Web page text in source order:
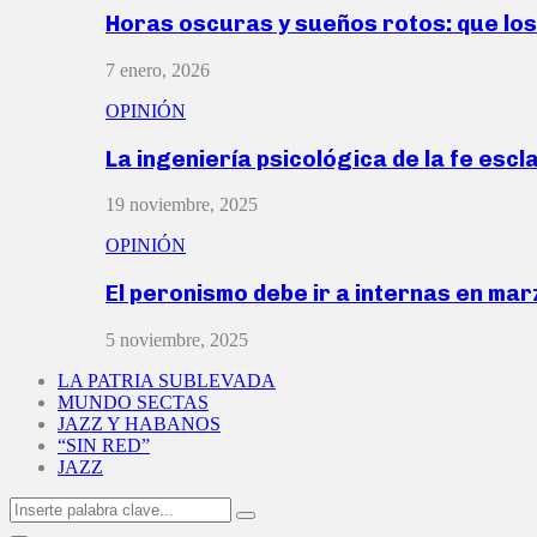
Horas oscuras y sueños rotos: que
7 enero, 2026
OPINIÓN
La ingeniería psicológica de la fe
19 noviembre, 2025
OPINIÓN
El peronismo debe ir a internas en
5 noviembre, 2025
LA PATRIA SUBLEVADA
MUNDO SECTAS
JAZZ Y HABANOS
“SIN RED”
JAZZ
Search
for:
Search